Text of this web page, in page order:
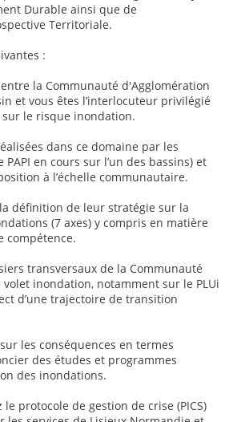
Durable ainsi que de
Territoriale.
:
la Communauté d'Agglomération
et vous êtes l’interlocuteur privilégié
le risque inondation.
dans ce domaine par les
en cours sur l’un des bassins) et
à l’échelle communautaire.
définition de leur stratégie sur la
(7 axes) y compris en matière
compétence.
transversaux de la Communauté
inondation, notamment sur le PLUi
d’une trajectoire de transition
les conséquences en termes
des études et programmes
des inondations.
protocole de gestion de crise (PICS)